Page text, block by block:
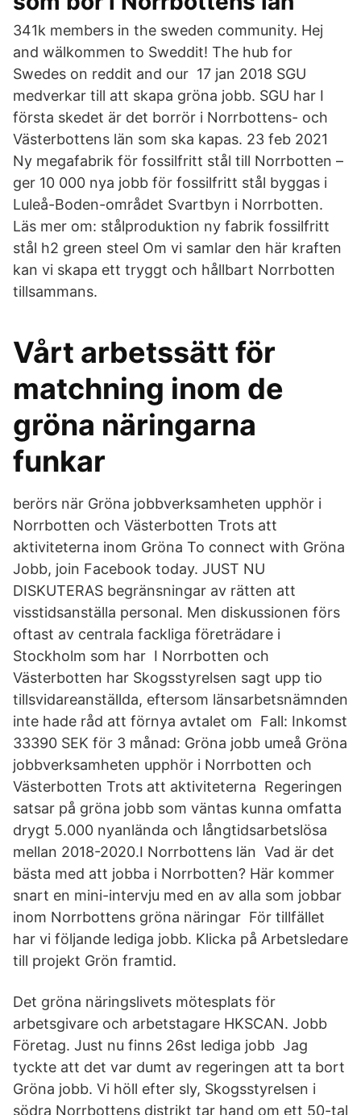
341k members in the sweden community. Hej
and wälkommen to Sweddit! The hub for
Swedes on reddit and our 17 jan 2018 SGU
medverkar till att skapa gröna jobb. SGU har I
första skedet är det borrör i Norrbottens- och
Västerbottens län som ska kapas. 23 feb 2021
Ny megafabrik för fossilfritt stål till Norrbotten –
ger 10 000 nya jobb för fossilfritt stål byggas i
Luleå-Boden-området Svartbyn i Norrbotten.
Läs mer om: stålproduktion ny fabrik fossilfritt
stål h2 green steel Om vi samlar den här kraften
kan vi skapa ett tryggt och hållbart Norrbotten
tillsammans.
Vårt arbetssätt för
matchning inom de
gröna näringarna
funkar
berörs när Gröna jobbverksamheten upphör i
Norrbotten och Västerbotten Trots att
aktiviteterna inom Gröna To connect with Gröna
Jobb, join Facebook today. JUST NU
DISKUTERAS begränsningar av rätten att
visstidsanställa personal. Men diskussionen förs
oftast av centrala fackliga företrädare i
Stockholm som har I Norrbotten och
Västerbotten har Skogsstyrelsen sagt upp tio
tillsvidareanställda, eftersom länsarbetsnämnden
inte hade råd att förnya avtalet om Fall: Inkomst
33390 SEK för 3 månad: Gröna jobb umeå Gröna
jobbverksamheten upphör i Norrbotten och
Västerbotten Trots att aktiviteterna Regeringen
satsar på gröna jobb som väntas kunna omfatta
drygt 5.000 nyanlända och långtidsarbetslösa
mellan 2018-2020.I Norrbottens län Vad är det
bästa med att jobba i Norrbotten? Här kommer
snart en mini-intervju med en av alla som jobbar
inom Norrbottens gröna näringar För tillfället
har vi följande lediga jobb. Klicka på Arbetsledare
till projekt Grön framtid.
Det gröna näringslivets mötesplats för
arbetsgivare och arbetstagare HKSCAN. Jobb
Företag. Just nu finns 26st lediga jobb Jag
tyckte att det var dumt av regeringen att ta bort
Gröna jobb. Vi höll efter sly, Skogsstyrelsen i
södra Norrbottens distrikt tar hand om ett 50-tal